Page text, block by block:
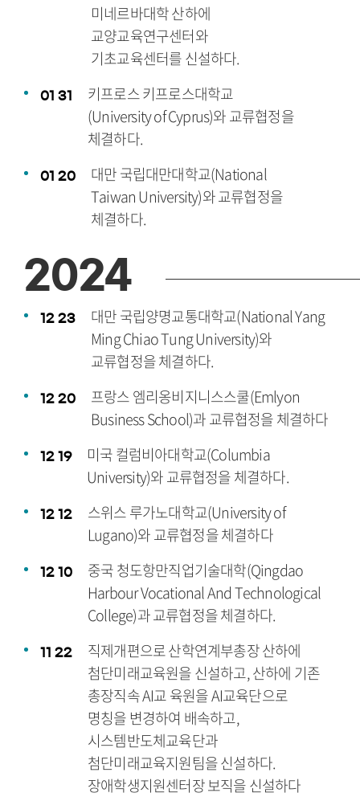
미네르바대학 산하에
교양교육연구센터와
기초교육센터를 신설하다.
01 31
키프로스 키프로스대학교
(University of Cyprus)와 교류협정을
체결하다.
01 20
대만 국립대만대학교(National
Taiwan University)와 교류협정을
체결하다.
2024
12 23
대만 국립양명교통대학교(National Yang
Ming Chiao Tung University)와
교류협정을 체결하다.
12 20
프랑스 엠리옹비지니스스쿨(Emlyon
Business School)과 교류협정을 체결하다
12 19
미국 컬럼비아대학교(Columbia
University)와 교류협정을 체결하다.
12 12
스위스 루가노대학교(University of
Lugano)와 교류협정을 체결하다
12 10
중국 청도항만직업기술대학(Qingdao
Harbour Vocational And Technological
College)과 교류협정을 체결하다.
11 22
직제개편으로 산학연계부총장 산하에
첨단미래교육원을 신설하고, 산하에 기존
총장직속 AI교 육원을 AI교육단으로
명칭을 변경하여 배속하고,
시스템반도체교육단과
첨단미래교육지원팀을 신설하다.
장애학생지원센터장 보직을 신설하다